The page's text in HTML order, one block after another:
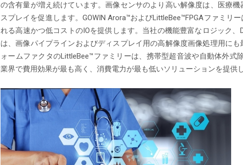
の含有量が増え続けています。画像センサのより高い解像度は、医療
スプレイを促進します。GOWIN Arora™およびLittleBee™FPGAファミリ
れる高速かつ低コストのIOを提供します。当社の機能豊富なロジック、
は、画像パイプラインおよびディスプレイ用の高解像度画像処理用に
ォームファクタのLittleBee™ファミリーは、携帯型超音波や自動体外式
業界で費用効果が最も高く、消費電力が最も低いソリューションを提供